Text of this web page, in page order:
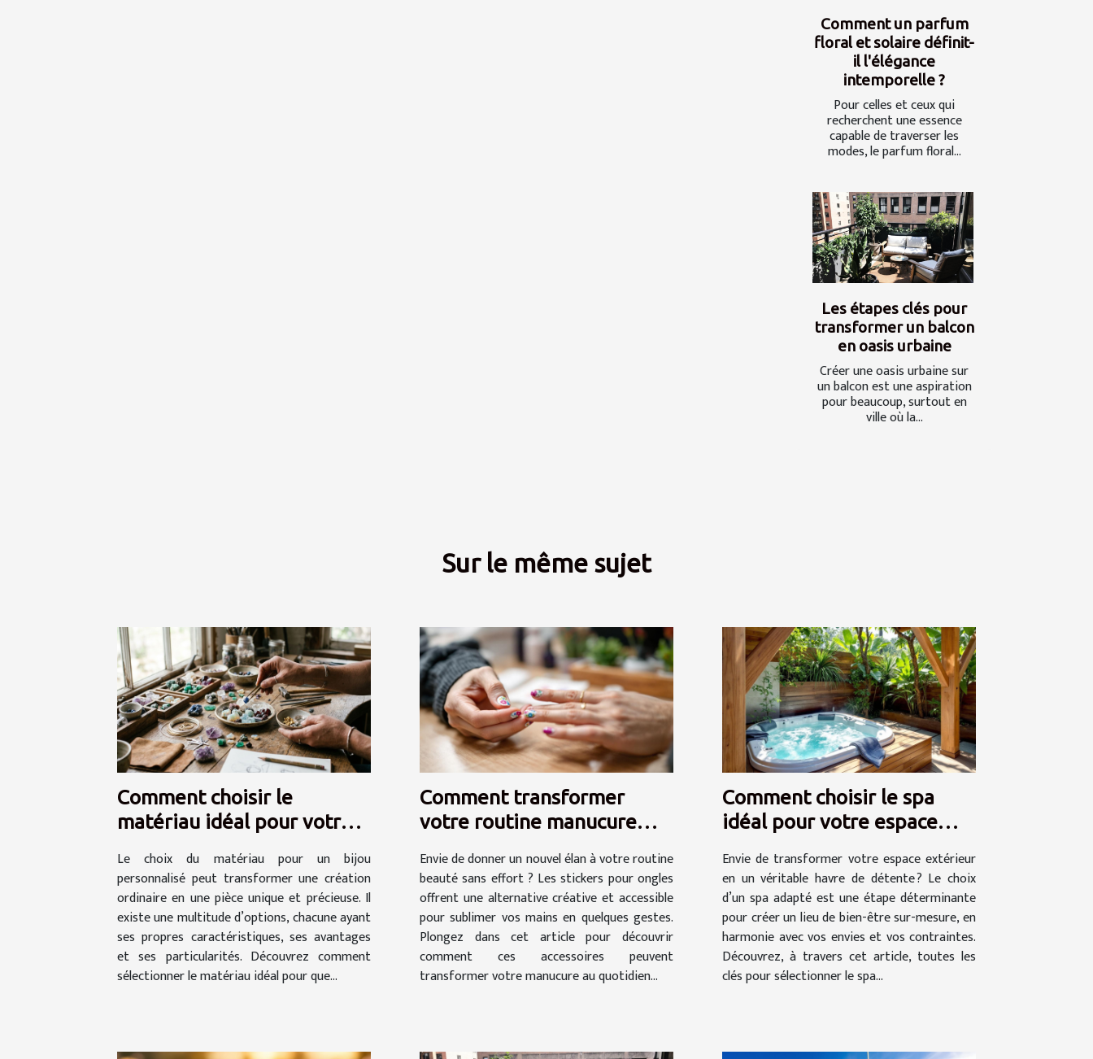
Comment un parfum
floral et solaire définit-
il l'élégance
intemporelle ?
Pour celles et ceux qui
recherchent une essence
capable de traverser les
modes, le parfum floral...
Les étapes clés pour
transformer un balcon
en oasis urbaine
Créer une oasis urbaine sur
un balcon est une aspiration
pour beaucoup, surtout en
ville où la...
Sur le même sujet
Comment choisir le
matériau idéal pour votre
Le choix du matériau pour un bijou
personnalisé peut transformer une création
ordinaire en une pièce unique et précieuse. Il
existe une multitude d’options, chacune ayant
ses propres caractéristiques, ses avantages
et ses particularités. Découvrez comment
sélectionner le matériau idéal pour que...
Comment transformer
votre routine manucure
Envie de donner un nouvel élan à votre routine
beauté sans effort ? Les stickers pour ongles
offrent une alternative créative et accessible
pour sublimer vos mains en quelques gestes.
Plongez dans cet article pour découvrir
comment ces accessoires peuvent
transformer votre manucure au quotidien...
Comment choisir le spa
idéal pour votre espace
Envie de transformer votre espace extérieur
en un véritable havre de détente ? Le choix
d’un spa adapté est une étape déterminante
pour créer un lieu de bien-être sur-mesure, en
harmonie avec vos envies et vos contraintes.
Découvrez, à travers cet article, toutes les
clés pour sélectionner le spa...